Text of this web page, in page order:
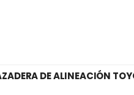
DE ALINEACIÓN